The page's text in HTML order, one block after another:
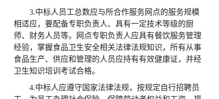
3.中标人员工总数应与所合作服务网点的服务规模
相适应，要配备专职负责人、具有一定技术等级的厨
师、财务人员等。网点专职负责人应具有餐饮服务管理
经验，掌握食品卫生安全相关法律法规知识，所有从事
食品生产、供应和管理的人员应持有有效健康证，并经
卫生知识培训考试合格。
4.中标人应遵守国家法律法规，按规定自行招聘员